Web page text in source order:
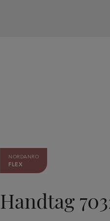
Handtag
NORDANRO
FLEX